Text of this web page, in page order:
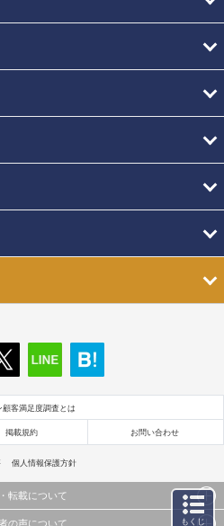
顧客満足度調査とは
掲載規約 お問い合わせ
個人情報保護方針
転載について
の声について もくじ